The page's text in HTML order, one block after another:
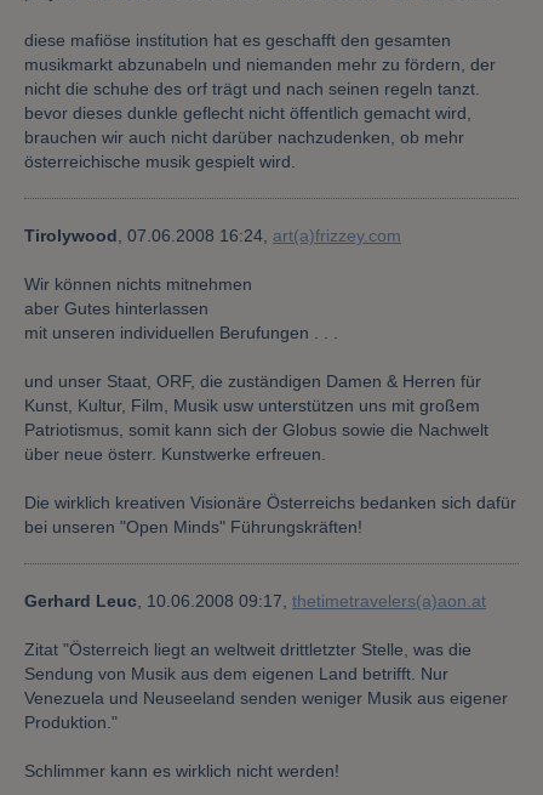
diese mafiöse institution hat es geschafft den gesamten
musikmarkt abzunabeln und niemanden mehr zu fördern, der
nicht die schuhe des orf trägt und nach seinen regeln tanzt.
bevor dieses dunkle geflecht nicht öffentlich gemacht wird,
brauchen wir auch nicht darüber nachzudenken, ob mehr
österreichische musik gespielt wird.
Tirolywood, 07.06.2008 16:24, art(a)frizzey.com
Wir können nichts mitnehmen
aber Gutes hinterlassen
mit unseren individuellen Berufungen . . .
und unser Staat, ORF, die zuständigen Damen & Herren für
Kunst, Kultur, Film, Musik usw unterstützen uns mit großem
Patriotismus, somit kann sich der Globus sowie die Nachwelt
über neue österr. Kunstwerke erfreuen.
Die wirklich kreativen Visionäre Österreichs bedanken sich dafür
bei unseren "Open Minds" Führungskräften!
Gerhard Leuc, 10.06.2008 09:17, thetimetravelers(a)aon.at
Zitat "Österreich liegt an weltweit drittletzter Stelle, was die
Sendung von Musik aus dem eigenen Land betrifft. Nur
Venezuela und Neuseeland senden weniger Musik aus eigener
Produktion."
Schlimmer kann es wirklich nicht werden!